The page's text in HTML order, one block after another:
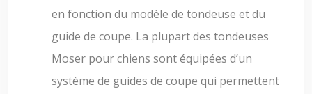
en fonction du modèle de tondeuse et du
guide de coupe. La plupart des tondeuses
Moser pour chiens sont équipées d’un
système de guides de coupe qui permettent